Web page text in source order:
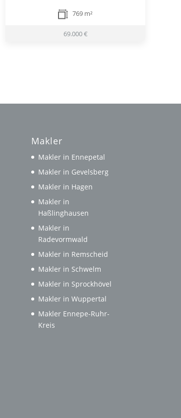
769 m²
69.000 €
Makler
Makler in Ennepetal
Makler in Gevelsberg
Makler in Hagen
Makler in
Haßlinghausen
Makler in
Radevormwald
Makler in Remscheid
Makler in Schwelm
Makler in Sprockhövel
Makler in Wuppertal
Makler Ennepe-Ruhr-
Kreis